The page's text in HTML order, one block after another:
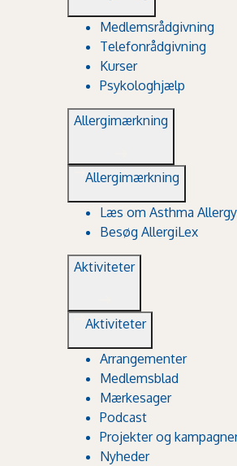
Medlemsrådgivning
Telefonrådgivning
Kurser
Psykologhjælp
Allergimærkning
Allergimærkning
Læs om Asthma
Besøg AllergiLex
Aktiviteter
Aktiviteter
Arrangementer
Medlemsblad
Mærkesager
Podcast
Projekter og
Nyheder